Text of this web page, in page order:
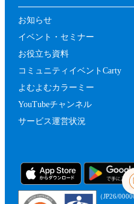
お知らせ
イベント・セミナー
お役立ち資料
コミュニティイベントCarty
よむよむカラーミー
YouTubeチャンネル
サービス運営状況
（JP26/